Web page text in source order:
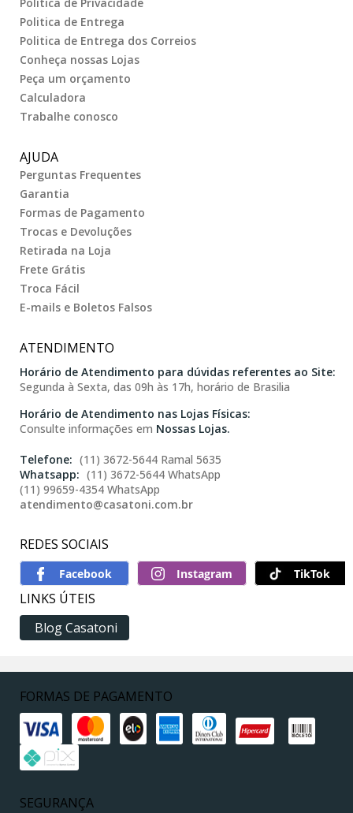
Politica de Entrega
Politica de Entrega dos Correios
Conheça nossas Lojas
Peça um orçamento
Calculadora
Trabalhe conosco
AJUDA
Perguntas Frequentes
Garantia
Formas de Pagamento
Trocas e Devoluções
Retirada na Loja
Frete Grátis
Troca Fácil
E-mails e Boletos Falsos
ATENDIMENTO
Horário de Atendimento para dúvidas referentes ao Site:
Segunda à Sexta, das 09h às 17h, horário de Brasilia
Horário de Atendimento nas Lojas Físicas:
Consulte informações em Nossas Lojas.
(11) 3672-5644 Ramal 5635
(11) 3672-5644 WhatsApp
(11) 99659-4354 WhatsApp
atendimento@casatoni.com.br
REDES SOCIAIS
TikTok
LINKS ÚTEIS
Blog Casatoni
FORMAS DE PAGAMENTO
SEGURANÇA